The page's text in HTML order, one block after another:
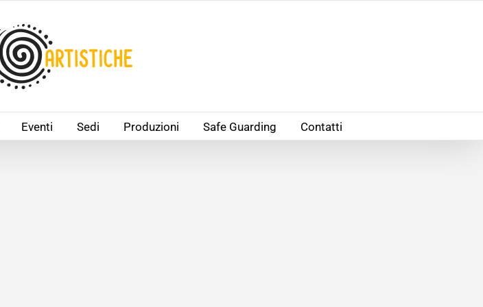
Eventi Sedi Produzioni Safe Guarding Contatti